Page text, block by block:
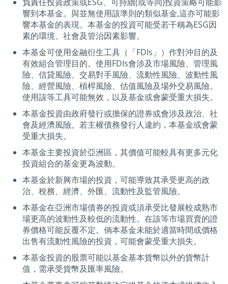
響到本基金。與並無使用該準則的類似基金,這亦可能影
響本基金的表現。本基金的投資可能受若干稱為ESG因
素的環境、社會及管治因素影響。
本基金可使用金融衍生工具（「FDIs」）作對沖目的及
有效組合管理目的。使用FDIs會涉及市場風險、管理風
險、信貸風險、交易對手風險、流動性風險、波動性風
險、經營風險、槓桿風險、估值風險及場外交易風險。
使用該等工具可能無效，以及基金或會蒙受重大損失。
本基金投資由政府發行或擔保的證券或會涉及政治、社
會及經濟風險。若主權債務發行人違約，本基金或會蒙
受重大損失。
本基金主要投資於亞洲區，其價值可能較具有更多元化
投資組合的基金更為波動。
本基金於新興市場的投資，可能導致其承受更高的政
治、稅務、經濟、外匯、流動性及監管風險。
本基金在亞洲市場債券的投資或須承受比發展較成熟市
場更高的波動性及較低的流動性。在該等市場買賣的證
券價格可能反覆不定。倘本基金未能於適當時間或價格
出售有流動性風險的投資，可能會蒙受重大損失。
本基金投資的股票可能以基金基本貨幣以外的貨幣計
值，需承受貨幣及匯率風險。